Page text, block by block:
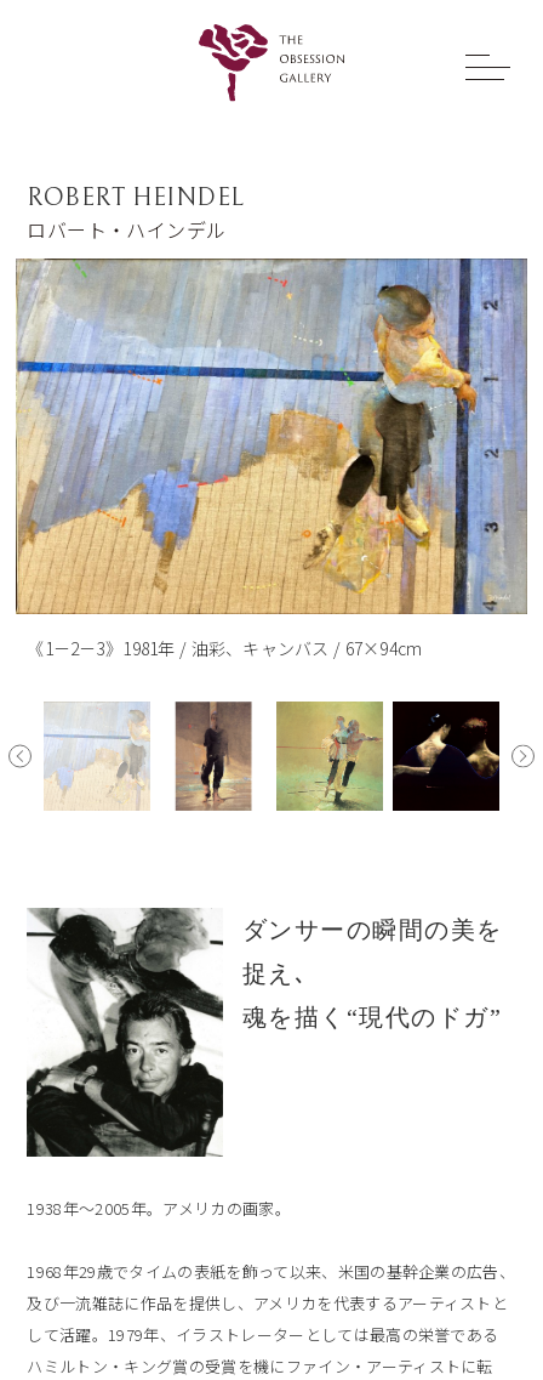
ROBERT HEINDEL
ロバート・ハインデル
《1－2－3》1981年 / 油彩、キャンバス / 67×94cm
ダンサーの瞬間の美を
捉え､
魂を描く“現代のドガ”
1938年～2005年。アメリカの画家。
1968年29歳でタイムの表紙を飾って以来、米国の基幹企業の広告、
及び一流雑誌に作品を提供し、アメリカを代表するアーティストと
して活躍。1979年、イラストレーターとしては最高の栄誉である
ハミルトン・キング賞の受賞を機にファイン・アーティストに転